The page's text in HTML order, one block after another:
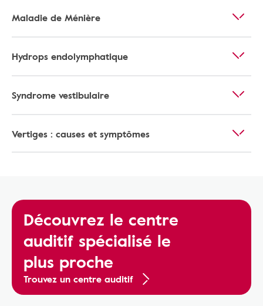
Maladie de Ménière
Hydrops endolymphatique
Syndrome vestibulaire
Vertiges : causes et symptômes
Découvrez le centre
auditif spécialisé le
plus proche
Trouvez un centre auditif